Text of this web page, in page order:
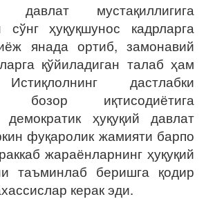
давлат мустақиллигига
сўнг ҳуқуқшунос кадрларга
янада ортиб, замонавий
қўйиладиган талаб ҳам
дастлабки
бозор иқтисодиётига
демократик ҳуқуқий давлат
фуқаролик жамияти барпо
жараёнларнинг ҳуқуқий
таъминлаб беришга қодир
керак эди.